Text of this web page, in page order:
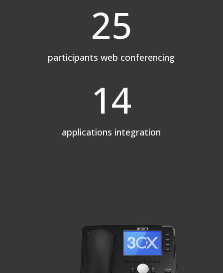
25
participants web conferencing
14
applications integration